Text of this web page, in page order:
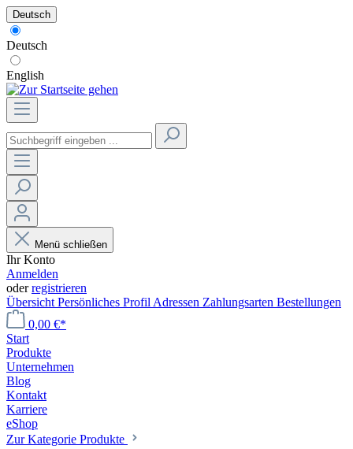
Deutsch
Deutsch
English
Menü schließen
Ihr Konto
Anmelden
oderregistrieren
Übersicht Persönliches Profil Adressen Zahlungsarten Bestellungen
0,00 €*
Start
Produkte
Unternehmen
Blog
Kontakt
Karriere
eShop
Zur Kategorie Produkte